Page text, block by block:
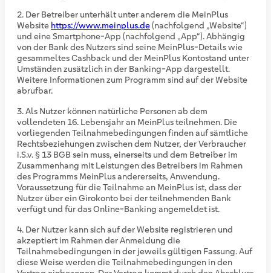
Der Betreiber unterhält unter anderem die MeinPlus
Website https://www.meinplus.de(nachfolgend „Website“)
und eine Smartphone-App (nachfolgend „App“). Abhängig
von der Bank des Nutzers sind seine MeinPlus-Details wie
gesammeltes Cashback und der MeinPlus Kontostand unter
Umständen zusätzlich in der Banking-App dargestellt.
Weitere Informationen zum Programm sind auf der Website
abrufbar.
Als Nutzer können natürliche Personen ab dem
vollendeten 16. Lebensjahr an MeinPlus teilnehmen. Die
vorliegenden Teilnahmebedingungen finden auf sämtliche
Rechtsbeziehungen zwischen dem Nutzer, der Verbraucher
i.S.v. § 13 BGB sein muss, einerseits und dem Betreiber im
Zusammenhang mit Leistungen des Betreibers im Rahmen
des Programms MeinPlus andererseits, Anwendung.
Voraussetzung für die Teilnahme an MeinPlus ist, dass der
Nutzer über ein Girokonto bei der teilnehmenden Bank
verfügt und für das Online-Banking angemeldet ist.
Der Nutzer kann sich auf der Website registrieren und
akzeptiert im Rahmen der Anmeldung die
Teilnahmebedingungen in der jeweils gültigen Fassung. Auf
diese Weise werden die Teilnahmebedingungen in den